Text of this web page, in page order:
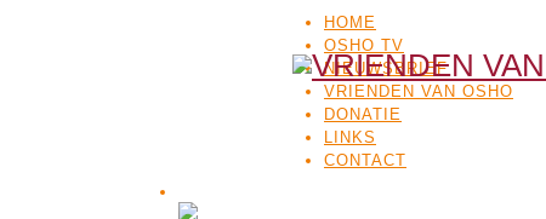
HOME
OSHO TV
NIEUWSBRIEF
VRIENDEN VAN OSHO
DONATIE
LINKS
CONTACT